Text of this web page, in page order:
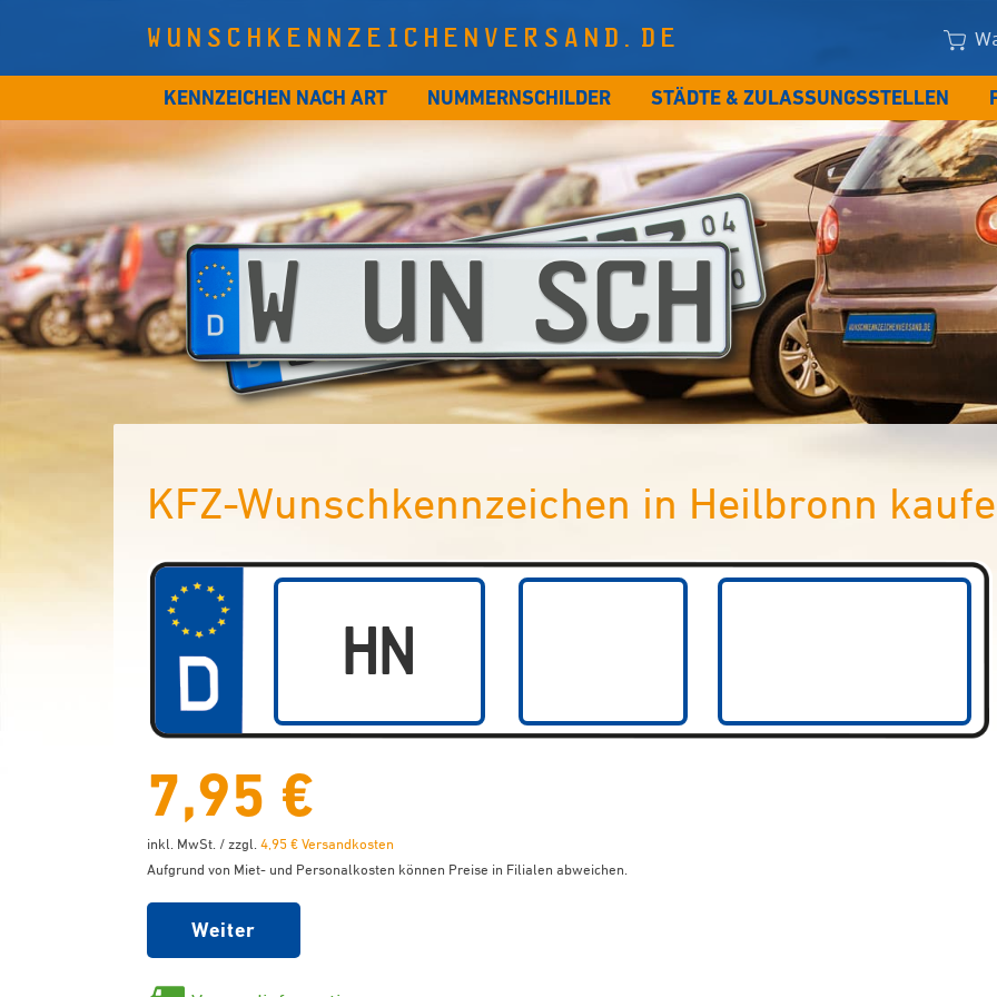
WUNSCHKENNZEICHENVERSAND.DE
KENNZEICHEN NACH ART NUMMERNSCHILDER STÄDTE & ZULASSUNGSSTELLEN
KFZ-Wunschkennzeichen in Heilbronn
7,95 €
inkl. MwSt. / zzgl. 4,95 € Versandkosten
Aufgrund von Miet- und Personalkosten können Preise in Filialen abweichen.
Weiter